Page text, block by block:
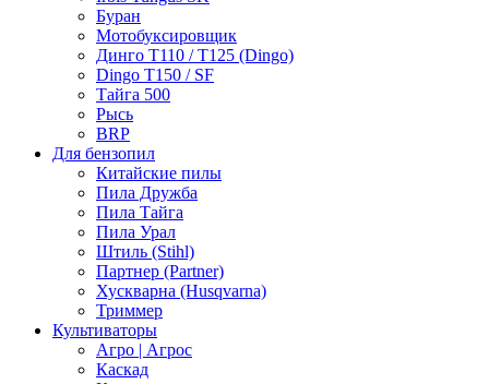
Буран
Мотобуксировщик
Динго T110 / T125 (Dingo)
Dingo T150 / SF
Тайга 500
Рысь
BRP
Для бензопил
Китайские пилы
Пила Дружба
Пила Тайга
Пила Урал
Штиль (Stihl)
Партнер (Partner)
Хускварна (Husqvarna)
Триммер
Культиваторы
Агро | Агрос
Каскад